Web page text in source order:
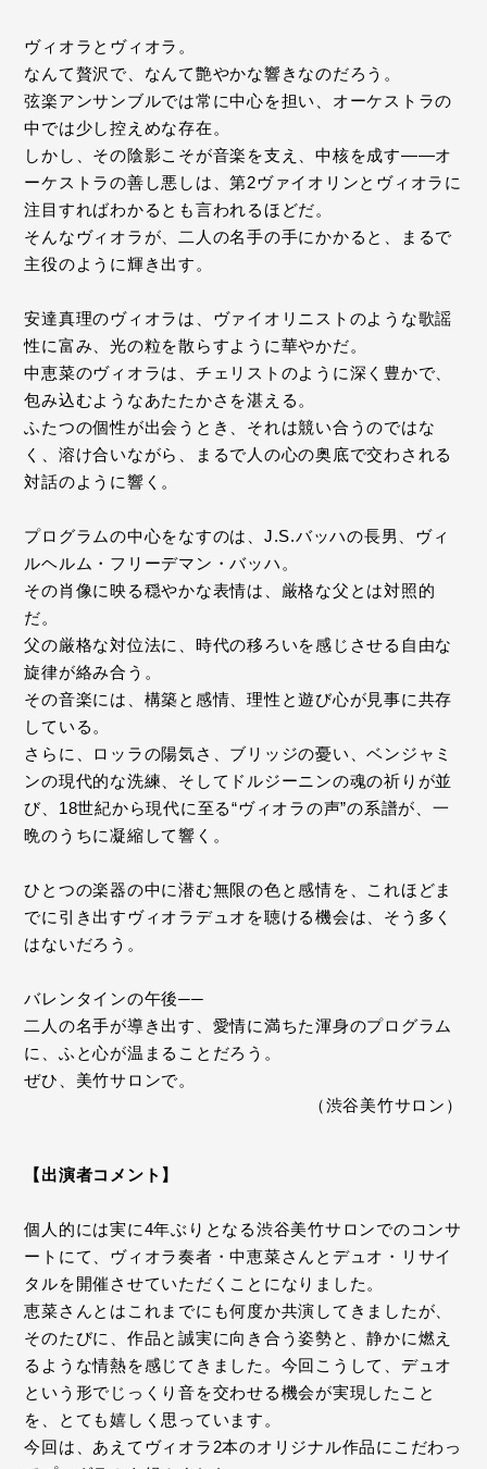
ヴィオラとヴィオラ。
なんて贅沢で、なんて艶やかな響きなのだろう。
弦楽アンサンブルでは常に中心を担い、オーケストラの
中では少し控えめな存在。
しかし、その陰影こそが音楽を支え、中核を成す——オ
ーケストラの善し悪しは、第2ヴァイオリンとヴィオラに
注目すればわかるとも言われるほどだ。
そんなヴィオラが、二人の名手の手にかかると、まるで
主役のように輝き出す。
安達真理のヴィオラは、ヴァイオリニストのような歌謡
性に富み、光の粒を散らすように華やかだ。
中恵菜のヴィオラは、チェリストのように深く豊かで、
包み込むようなあたたかさを湛える。
ふたつの個性が出会うとき、それは競い合うのではな
く、溶け合いながら、まるで人の心の奥底で交わされる
対話のように響く。
プログラムの中心をなすのは、J.S.バッハの長男、ヴィ
ルヘルム・フリーデマン・バッハ。
その肖像に映る穏やかな表情は、厳格な父とは対照的
だ。
父の厳格な対位法に、時代の移ろいを感じさせる自由な
旋律が絡み合う。
その音楽には、構築と感情、理性と遊び心が見事に共存
している。
さらに、ロッラの陽気さ、ブリッジの憂い、ベンジャミ
ンの現代的な洗練、そしてドルジーニンの魂の祈りが並
び、18世紀から現代に至る“ヴィオラの声”の系譜が、一
晩のうちに凝縮して響く。
ひとつの楽器の中に潜む無限の色と感情を、これほどま
でに引き出すヴィオラデュオを聴ける機会は、そう多く
はないだろう。
バレンタインの午後──
二人の名手が導き出す、愛情に満ちた渾身のプログラム
に、ふと心が温まることだろう。
ぜひ、美竹サロンで。
（渋谷美竹サロン）
【出演者コメント】
個人的には実に4年ぶりとなる渋谷美竹サロンでのコンサ
ートにて、ヴィオラ奏者・中恵菜さんとデュオ・リサイ
タルを開催させていただくことになりました。
恵菜さんとはこれまでにも何度か共演してきましたが、
そのたびに、作品と誠実に向き合う姿勢と、静かに燃え
るような情熱を感じてきました。今回こうして、デュオ
という形でじっくり音を交わせる機会が実現したこと
を、とても嬉しく思っています。
今回は、あえてヴィオラ2本のオリジナル作品にこだわっ